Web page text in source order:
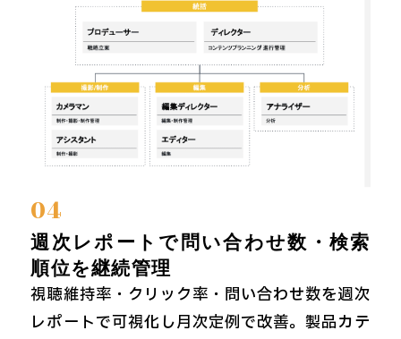
04
週次レポートで問い合わせ数・検索
順位を継続管理
視聴維持率・クリック率・問い合わせ数を週次
レポートで可視化し月次定例で改善。製品カテ